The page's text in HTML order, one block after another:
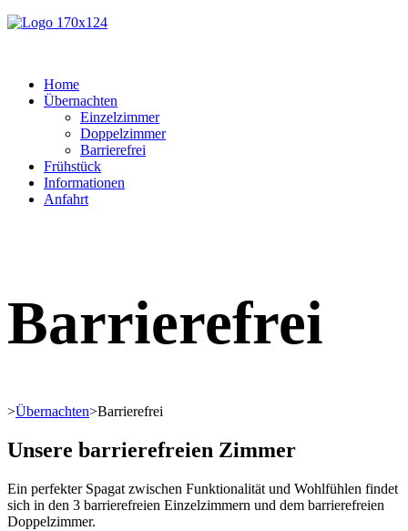
Home
Übernachten
Einzelzimmer
Doppelzimmer
Barrierefrei
Frühstück
Informationen
Anfahrt
Barrierefrei
>Übernachten>Barrierefrei
Unsere barrierefreien Zimmer
Ein perfekter Spagat zwischen Funktionalität und Wohlfühlen findet
sich in den 3 barrierefreien Einzelzimmern und dem barrierefreien
Doppelzimmer.